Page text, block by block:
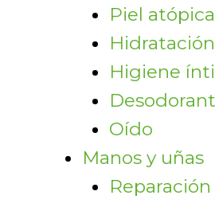
Piel atópica
Higiene
Oído
Manos y uñas
Reparación